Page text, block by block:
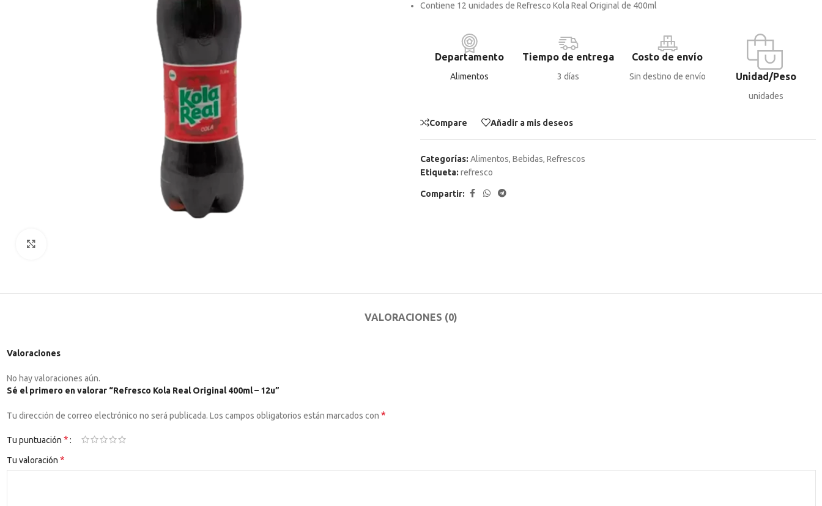
Contiene 12 unidades de Refresco Kola Real Original de 400ml
Departamento
Alimentos
Tiempo de entrega
3 días
Costo de envío
Sin destino de envío Unidad/Peso
unidades
Compare Añadir a mis deseos
Categorías: Alimentos, Bebidas, Refrescos
Etiqueta: refresco
Compartir:
VALORACIONES (0)
Valoraciones
No hay valoraciones aún.
Sé el primero en valorar “Refresco Kola Real Original 400ml – 12u”
Tu dirección de correo electrónico no será publicada. Los campos obligatorios están marcados con *
Tu puntuación *
Tu valoración *